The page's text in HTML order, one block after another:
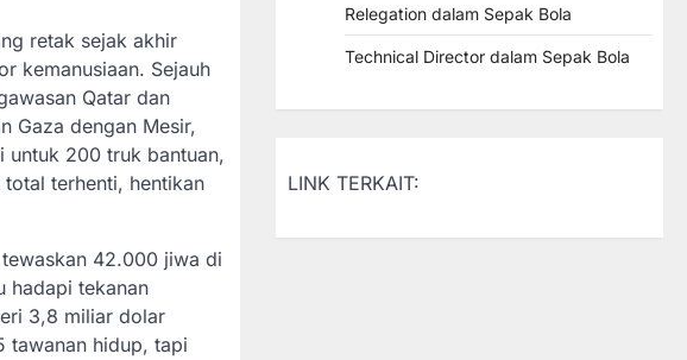
retak sejak akhir
kemanusiaan. Sejauh
Qatar dan
Gaza dengan Mesir,
untuk 200 truk bantuan,
terhenti, hentikan
42.000 jiwa di
hadapi tekanan
3,8 miliar dolar
tawanan hidup, tapi
Relegation dalam Sepak Bola
Technical Director dalam Sepak Bola
LINK TERKAIT: